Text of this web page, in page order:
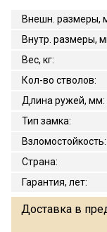
Внешн. размеры,
Внутр. размеры,
Вес, кг:
Кол-во стволов:
Длина ружей, мм:
Тип замка:
Взломостойкость:
Страна:
Гарантия, лет:
Доставка в